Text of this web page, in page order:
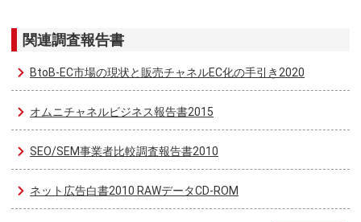
関連調査報告書
BtoB-EC市場の現状と販売チャネルEC化の手引き2020
オムニチャネルビジネス報告書2015
SEO/SEM事業者比較調査報告書2010
ネット広告白書2010 RAWデータCD-ROM